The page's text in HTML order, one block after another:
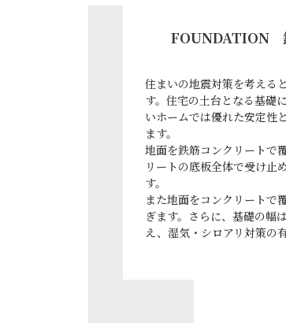
FOUNDATION
住まいの地震対策を考える
す。住宅の土台となる基礎
いホームでは優れた安定性
ます。
地面を鉄筋コンクリートで
リートの底板全体で受け止
す。
また地面をコンクリートで
ぎます。さらに、基礎の幅
え、湿気・シロアリ対策の